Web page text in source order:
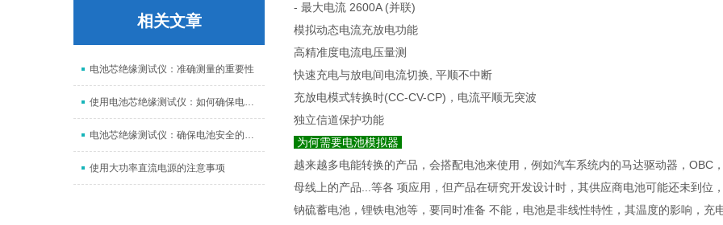
相关文章
电池芯绝缘测试仪：准确测量的重要性
使用电池芯绝缘测试仪：如何确保电池的安全
电池芯绝缘测试仪：确保电池安全的关键设备
使用大功率直流电源的注意事项
- 最大电流 2600A (并联)
模拟动态电流充放电功能
高精准度电流电压量测
快速充电与放电间电流切换, 平顺不中断
充放电模式转换时(CC-CV-CP)，电流平顺无突波
独立信道保护功能
为何需要电池模拟器
越来越多电能转换的产品，会搭配电池来使用，例如汽车系统内的马达驱动器，OBC
母线上的产品...等各 项应用，但产品在研究开发设计时，其供应商电池可能还未到位
钠硫蓄电池，锂铁电池等，要同时准备 不能，电池是非线性特性，其温度的影响，